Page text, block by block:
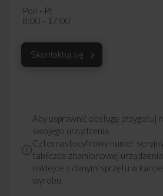
Pon - Pt
8:00 - 17:00
Skontaktuj się
Aby usprawnić obsługę przygotuj
swojego urządzenia.
Czternastocyfrowy numer
tabliczce znamionowej
naklejce z danymi sprzętu w
wyrobu.